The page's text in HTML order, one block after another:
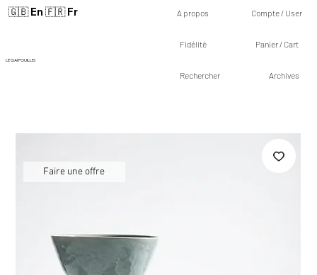
🇬🇧 En 🇫🇷 Fr
LE GAI FOUILLIS
A propos Compte / User
Fidélité Panier / Cart
Rechercher Archives
Faire une offre